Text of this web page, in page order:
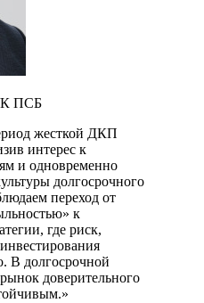
ПСБ
жесткой ДКП
интерес к
и одновременно
долгосрочного
переход от
к
где риск,
В долгосрочной
доверительного